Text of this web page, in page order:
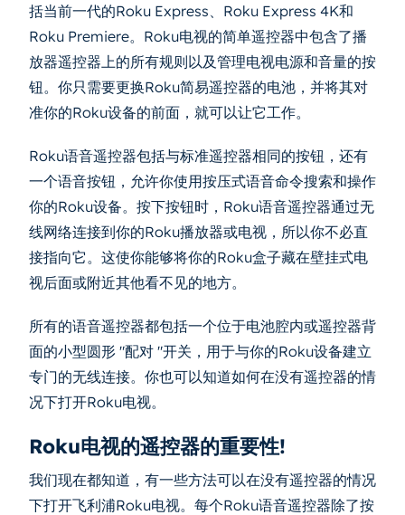
括当前一代的Roku Express、Roku Express 4K和
Roku Premiere。Roku电视的简单遥控器中包含了播
放器遥控器上的所有规则以及管理电视电源和音量的按
钮。你只需要更换Roku简易遥控器的电池，并将其对
准你的Roku设备的前面，就可以让它工作。
Roku语音遥控器包括与标准遥控器相同的按钮，还有
一个语音按钮，允许你使用按压式语音命令搜索和操作
你的Roku设备。按下按钮时，Roku语音遥控器通过无
线网络连接到你的Roku播放器或电视，所以你不必直
接指向它。这使你能够将你的Roku盒子藏在壁挂式电
视后面或附近其他看不见的地方。
所有的语音遥控器都包括一个位于电池腔内或遥控器背
面的小型圆形 "配对 "开关，用于与你的Roku设备建立
专门的无线连接。你也可以知道如何在没有遥控器的情
况下打开Roku电视。
Roku电视的遥控器的重要性!
我们现在都知道，有一些方法可以在没有遥控器的情况
下打开飞利浦Roku电视。每个Roku语音遥控器除了按